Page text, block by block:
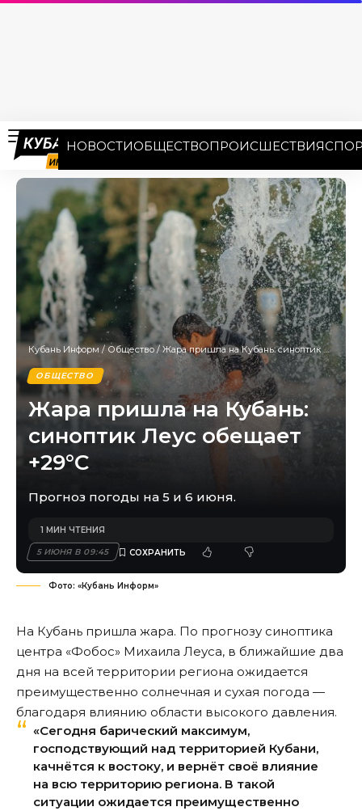
НОВОСТИОБЩЕСТВОПРОИСШЕСТВИЯ
Кубань Информ/Общество / Жара пришла на Кубань: синоптик Леус обещает +29°С
ОБЩЕСТВО
Жара пришла на Кубань:
синоптик Леус обещает
+29°С
Прогноз погоды на 5 и 6 июня.
5 ИЮНЯ В 09:45
1 МИН ЧТЕНИЯ
Фото: «Кубань Информ»
На Кубань пришла жара. По прогнозу синоптика
центра «Фобос» Михаила Леуса, в ближайшие два
дня на всей территории региона ожидается
преимущественно солнечная и сухая погода —
благодаря влиянию области высокого давления.
«Сегодня барический максимум,
господствующий над территорией Кубани,
качнётся к востоку, и вернёт своё влияние
на всю территорию региона. В такой
ситуации ожидается преимущественно